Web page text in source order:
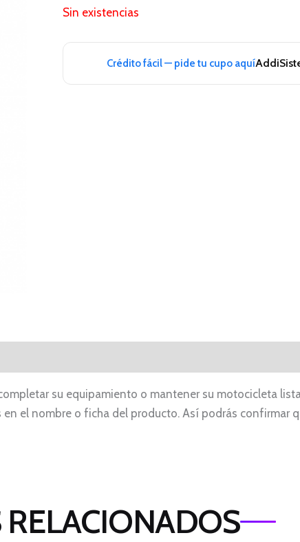
Sin existencias
Crédito fácil — pide tu cupo aquíAddi
su equipamiento o mantener su motocicleta
el nombre o ficha del producto. Así podrás confirmar